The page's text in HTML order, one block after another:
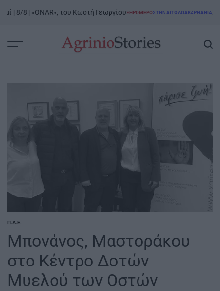
8/8 | «ONAR», του Κωστή ΓεωργίουPOSTED
ΞΗΡΟΜΕΡΟΣΤΗΝ ΑΙΤΩΛΟΑΚΑΡΝΑΝΊΑ
POSTED
Π.Δ.Ε.
Μπονάνος, Μαστοράκου
στο Κέντρο Δοτών
Μυελού των Οστών